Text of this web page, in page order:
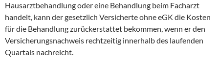
Hausarztbehandlung oder eine Behandlung beim Facharzt
handelt, kann der gesetzlich Versicherte ohne eGK die Kosten
für die Behandlung zurückerstattet bekommen, wenn er den
Versicherungsnachweis rechtzeitig innerhalb des laufenden
Quartals nachreicht.